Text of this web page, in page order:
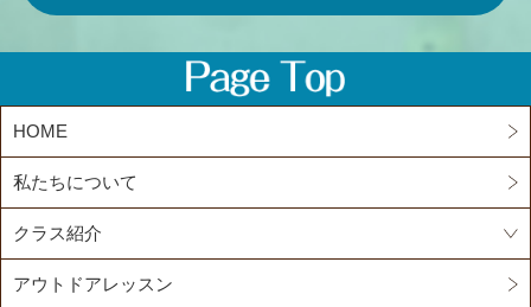
HOME
私たちについて
クラス紹介
アウトドアレッスン